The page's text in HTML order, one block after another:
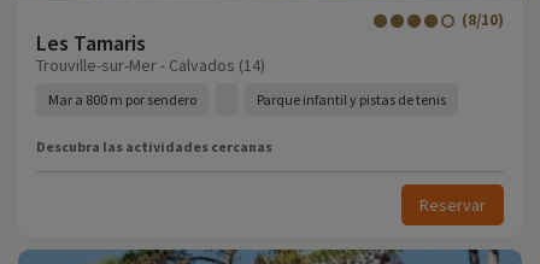
Les Tamaris
(8/10)
Trouville-sur-Mer - Calvados (14)
Mar a 800 m por sendero Parque infantil y pistas de tenis
Descubra las actividades cercanas
Reservar